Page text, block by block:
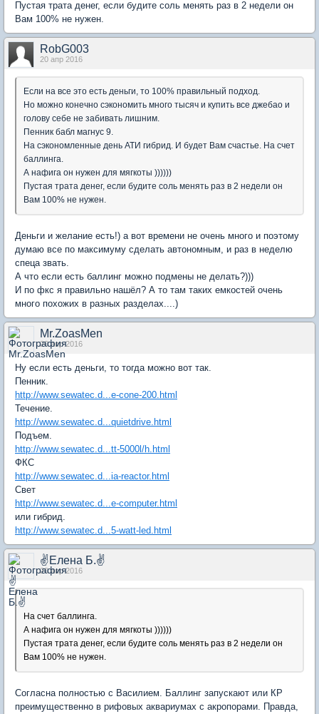
Пустая трата денег, если будите соль менять раз в 2 недели он
Вам 100% не нужен.
RobG003
20 апр 2016
Если на все это есть деньги, то 100% правильный подход.
Но можно конечно сэкономить много тысяч и купить все джебао и
голову себе не забивать лишним.
Пенник бабл магнус 9.
На сэкономленные день АТИ гибрид. И будет Вам счастье. На счет
баллинга.
А нафига он нужен для мягкоты ))))))
Пустая трата денег, если будите соль менять раз в 2 недели он
Вам 100% не нужен.
Деньги и желание есть!) а вот времени не очень много и поэтому
думаю все по максимуму сделать автономным, и раз в неделю
спеца звать.
А что если есть баллинг можно подмены не делать?)))
И по фкс я правильно нашёл? А то там таких емкостей очень
много похожих в разных разделах....)
Mr.ZoasMen
20 апр 2016
Ну если есть деньги, то тогда можно вот так.
Пенник.
http://www.sewatec.d...e-cone-200.html
Течение.
http://www.sewatec.d...quietdrive.html
Подъем.
http://www.sewatec.d...tt-5000l/h.html
ФКС
http://www.sewatec.d...ia-reactor.html
Свет
http://www.sewatec.d...e-computer.html
или гибрид.
http://www.sewatec.d...5-watt-led.html
✌Елена Б.✌
20 апр 2016
На счет баллинга.
А нафига он нужен для мягкоты ))))))
Пустая трата денег, если будите соль менять раз в 2 недели он
Вам 100% не нужен.
Согласна полностью с Василием. Баллинг запускают или КР
преимущественно в рифовых аквариумах с акропорами. Правда,